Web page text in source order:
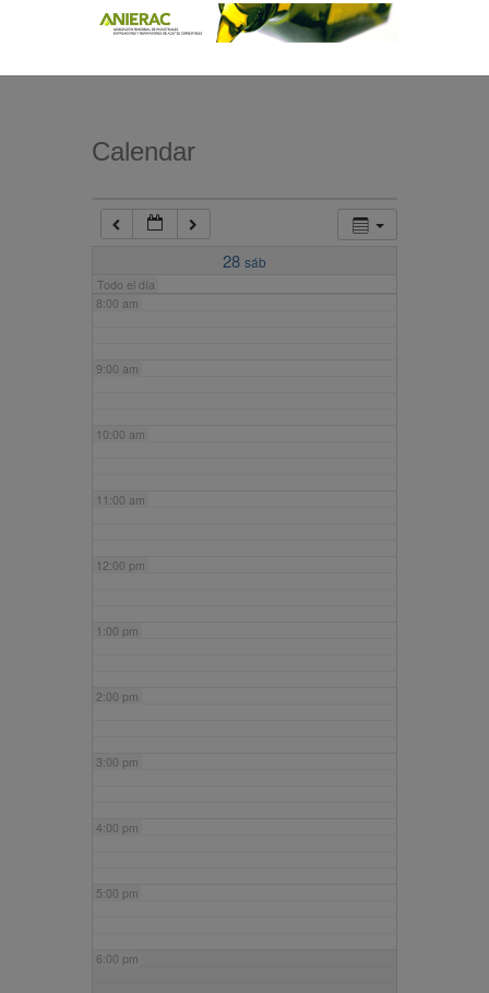
Calendar
28 sáb
Todo el día
7:00 am
8:00 am
9:00 am
10:00 am
11:00 am
12:00 pm
1:00 pm
2:00 pm
3:00 pm
4:00 pm
5:00 pm
6:00 pm